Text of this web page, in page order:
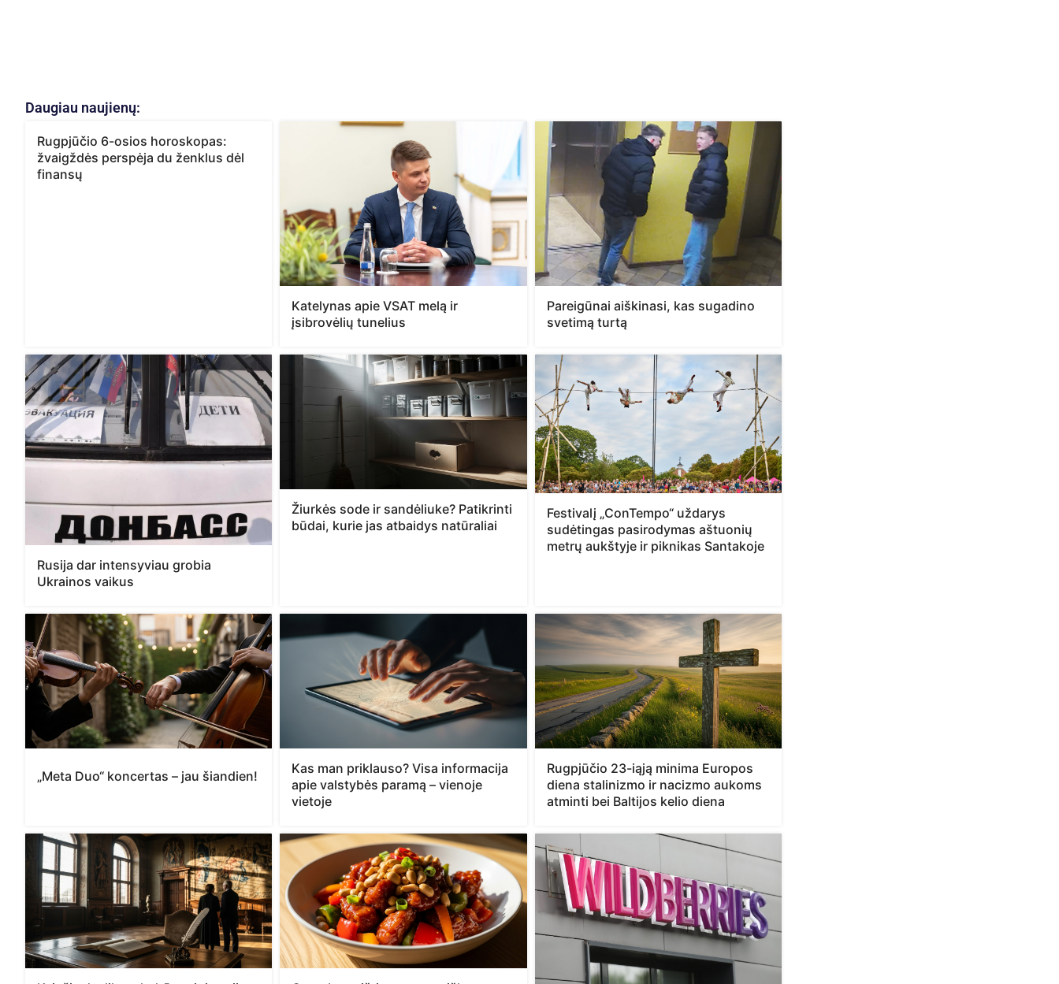
Daugiau naujienų:
Rugpjūčio 6-osios horoskopas:
žvaigždės perspėja du ženklus dėl
finansų
Katelynas apie VSAT melą ir
įsibrovėlių tunelius
Pareigūnai aiškinasi, kas sugadino
svetimą turtą
Rusija dar intensyviau grobia
Ukrainos vaikus
Žiurkės sode ir sandėliuke? Patikrinti
būdai, kurie jas atbaidys natūraliai
Festivalį „ConTempo“ uždarys
sudėtingas pasirodymas aštuonių
metrų aukštyje ir piknikas Santakoje
„Meta Duo“ koncertas – jau šiandien!
Kas man priklauso? Visa informacija
apie valstybės paramą – vienoje
vietoje
Rugpjūčio 23-iąją minima Europos
diena stalinizmo ir nacizmo aukoms
atminti bei Baltijos kelio diena